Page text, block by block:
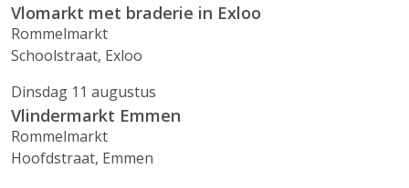
Vlomarkt met braderie in Exloo
Rommelmarkt
Schoolstraat, Exloo
Dinsdag 11 augustus
Vlindermarkt Emmen
Rommelmarkt
Hoofdstraat, Emmen